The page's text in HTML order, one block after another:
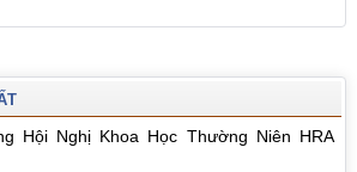
Hội Nghị Khoa Học Thường Niên HRA